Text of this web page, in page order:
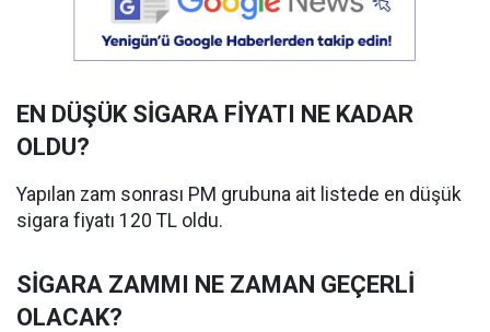
EN DÜŞÜK SİGARA FİYATI NE KADAR
OLDU?
Yapılan zam sonrası PM grubuna ait listede en düşük
sigara fiyatı 120 TL oldu.
SİGARA ZAMMI NE ZAMAN GEÇERLİ
OLACAK?